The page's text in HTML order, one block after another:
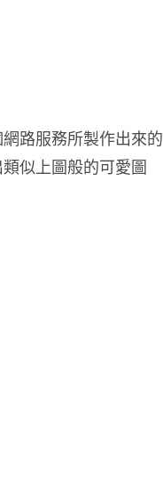
路服務所製作出來的
似上圖般的可愛圖